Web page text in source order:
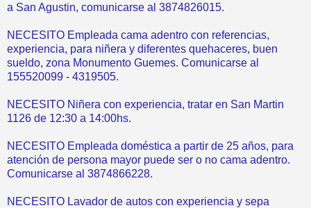
a San Agustin, comunicarse al 3874826015.
NECESITO Empleada cama adentro con referencias,
experiencia, para niñera y diferentes quehaceres, buen
sueldo, zona Monumento Guemes. Comunicarse al
155520099 - 4319505.
NECESITO Niñera con experiencia, tratar en San Martin
1126 de 12:30 a 14:00hs.
NECESITO Empleada doméstica a partir de 25 años, para
atención de persona mayor puede ser o no cama adentro.
Comunicarse al 3874866228.
NECESITO Lavador de autos con experiencia y sepa